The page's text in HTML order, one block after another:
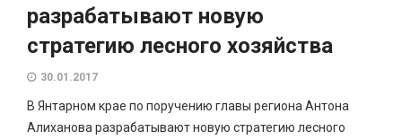
разрабатывают новую
стратегию лесного хозяйства
30.01.2017
В Янтарном крае по поручению главы региона Антона
Алиханова разрабатывают новую стратегию лесного